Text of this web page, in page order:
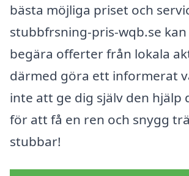
bästa möjliga priset och
stubbfrsning-pris-wqb.se
begära offerter från lokala
därmed göra ett informerat
inte att ge dig själv den hjälp
för att få en ren och snygg
stubbar!